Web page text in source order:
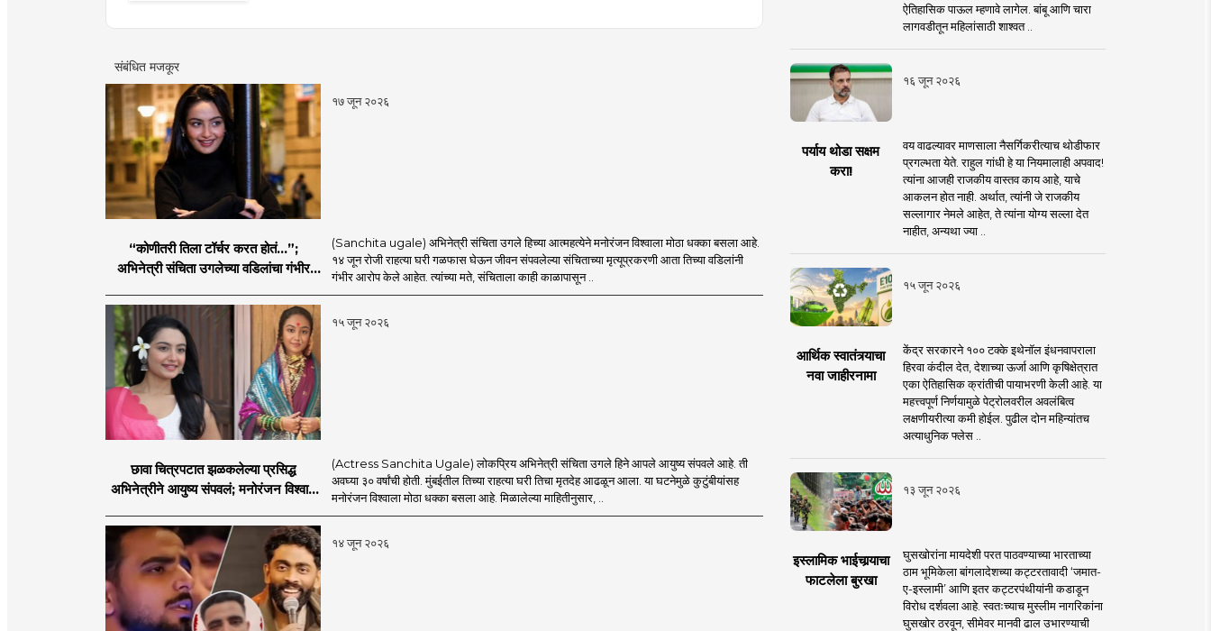
संबंधित मजकूर
१७ जून २०२६
“कोणीतरी तिला टॉर्चर करत होतं...”;
अभिनेत्री संचिता उगलेच्या वडिलांचा गंभीर
(Sanchita ugale) अभिनेत्री संचिता उगले हिच्या आत्महत्येने मनोरंजन विश्वाला मोठा धक्का बसला आहे.
१४ जून रोजी राहत्या घरी गळफास घेऊन जीवन संपवलेल्या संचिताच्या मृत्यूप्रकरणी आता तिच्या वडिलांनी
गंभीर आरोप केले आहेत. त्यांच्या मते, संचिताला काही काळापासून ..
१५ जून २०२६
छावा चित्रपटात झळकलेल्या प्रसिद्ध
अभिनेत्रीने आयुष्य संपवलं; मनोरंजन विश्वात
(Actress Sanchita Ugale) लोकप्रिय अभिनेत्री संचिता उगले हिने आपले आयुष्य संपवले आहे. ती
अवघ्या ३० वर्षांची होती. मुंबईतील तिच्या राहत्या घरी तिचा मृतदेह आढळून आला. या घटनेमुळे कुटुंबीयांसह
मनोरंजन विश्वाला मोठा धक्का बसला आहे. मिळालेल्या माहितीनुसार, ..
१४ जून २०२६
ऐतिहासिक पाऊल म्हणावे लागेल. बांबू आणि चारा
लागवडीतून महिलांसाठी शाश्वत ..
१६ जून २०२६
पर्याय थोडा सक्षम
करा!
वय वाढल्यावर माणसाला नैसर्गिकरीत्याच थोडीफार
प्रगल्भता येते. राहुल गांधी हे या नियमालाही अपवाद!
त्यांना आजही राजकीय वास्तव काय आहे, याचे
आकलन होत नाही. अर्थात, त्यांनी जे राजकीय
सल्लागार नेमले आहेत, ते त्यांना योग्य सल्ला देत
नाहीत, अन्यथा ज्या ..
१५ जून २०२६
आर्थिक स्वातंत्र्याचा
नवा जाहीरनामा
केंद्र सरकारने १०० टक्के इथेनॉल इंधनवापराला
हिरवा कंदील देत, देशाच्या ऊर्जा आणि कृषिक्षेत्रात
एका ऐतिहासिक क्रांतीची पायाभरणी केली आहे. या
महत्त्वपूर्ण निर्णयामुळे पेट्रोलवरील अवलंबित्व
लक्षणीयरीत्या कमी होईल. पुढील दोन महिन्यांतच
अत्याधुनिक फ्लेस ..
१३ जून २०२६
इस्लामिक भाईचार्‍याचा
फाटलेला बुरखा
घुसखोरांना मायदेशी परत पाठवण्याच्या भारताच्या
ठाम भूमिकेला बांगलादेशच्या कट्टरतावादी ‘जमात-
ए-इस्लामी’ आणि इतर कट्टरपंथीयांनी कडाडून
विरोध दर्शवला आहे. स्वतःच्याच मुस्लीम नागरिकांना
घुसखोर ठरवून, सीमेवर मानवी ढाल उभारण्याची